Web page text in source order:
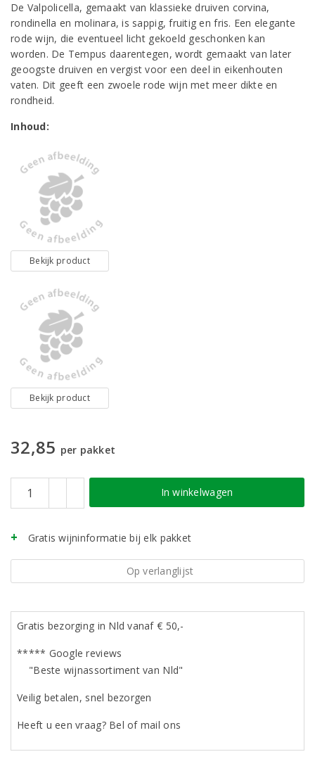
De Valpolicella, gemaakt van klassieke druiven corvina,
rondinella en molinara, is sappig, fruitig en fris. Een elegante
rode wijn, die eventueel licht gekoeld geschonken kan
worden. De Tempus daarentegen, wordt gemaakt van later
geoogste druiven en vergist voor een deel in eikenhouten
vaten. Dit geeft een zwoele rode wijn met meer dikte en
rondheid.
Inhoud:
Bekijk product
Bekijk product
32,85 per pakket
In winkelwagen
Gratis wijninformatie bij elk pakket
Op verlanglijst
Gratis bezorging in Nld vanaf € 50,-
***** Google reviews
"Beste wijnassortiment van Nld"
Veilig betalen, snel bezorgen
Heeft u een vraag? Bel of mail ons